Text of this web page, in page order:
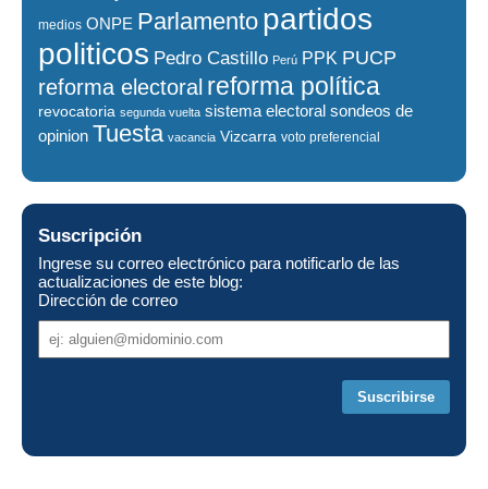
medios ONPE Parlamento partidos
politicos Pedro Castillo Perú PPK PUCP
reforma electoral reforma política
revocatoria segunda vuelta sistema electoral sondeos de
opinion Tuesta vacancia Vizcarra voto preferencial
Suscripción
Ingrese su correo electrónico para notificarlo de las
actualizaciones de este blog:
Dirección de correo
de